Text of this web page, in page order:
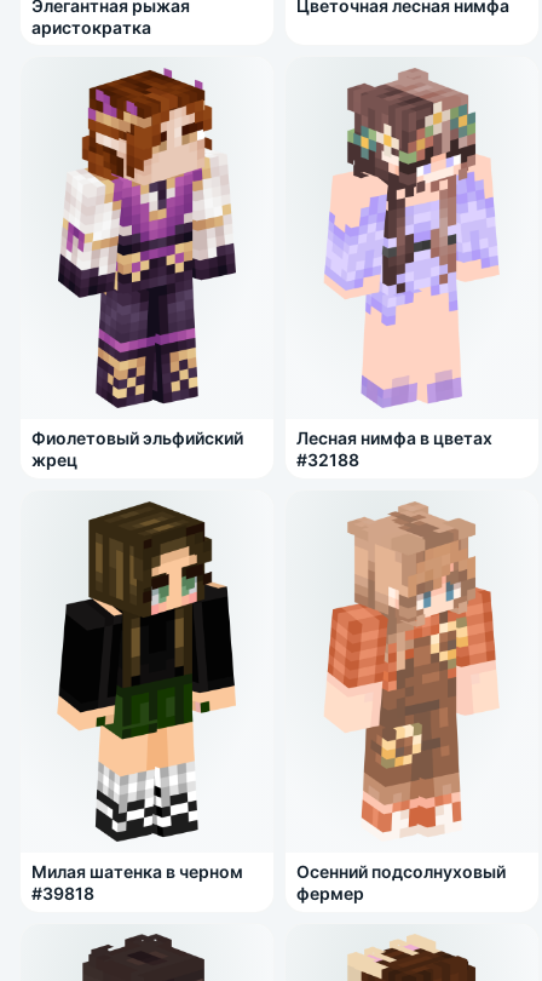
Элегантная рыжая
аристократка
Цветочная лесная нимфа
Фиолетовый эльфийский
жрец
Лесная нимфа в цветах
#32188
Милая шатенка в черном
#39818
Осенний подсолнуховый
фермер